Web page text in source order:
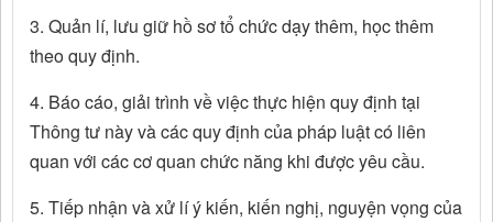
3. Quản lí, lưu giữ hồ sơ tổ chức dạy thêm, học thêm
theo quy định.
4. Báo cáo, giải trình về việc thực hiện quy định tại
Thông tư này và các quy định của pháp luật có liên
quan với các cơ quan chức năng khi được yêu cầu.
5. Tiếp nhận và xử lí ý kiến, kiến nghị, nguyện vọng của